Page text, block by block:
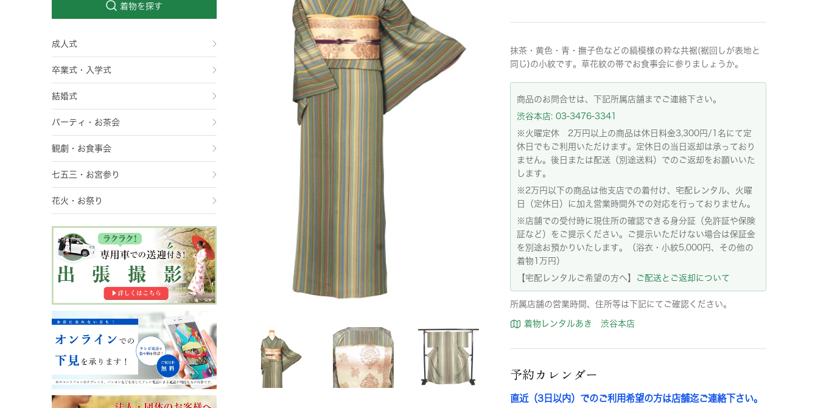
着物を探す
成人式
卒業式・入学式
結婚式
パーティ・お茶会
観劇・お食事会
七五三・お宮参り
花火・お祭り
抹茶・黄色・青・撫子色などの縞模様の粋な共裾(裾回しが表地と
同じ)の小紋です。草花紋の帯でお食事会に参りましょうか。
商品のお問合せは、下記所属店舗までご連絡下さい。
渋谷本店: 03-3476-3341
※火曜定休 2万円以上の商品は休日料金3,300円/1名にて定
休日でもご利用いただけます。定休日の当日返却は承っており
ません。後日または配送（別途送料）でのご返却をお願いいた
します。
※2万円以下の商品は他支店での着付け、宅配レンタル、火曜
日（定休日）に加え営業時間外での対応を行っておりません。
※店舗での受付時に現住所の確認できる身分証（免許証や保険
証など）をご提示ください。ご提示いただけない場合は保証金
を別途お預かりいたします。（浴衣・小紋5,000円、その他の
着物1万円）
【宅配レンタルご希望の方へ】
ご配送とご返却について
所属店舗の営業時間、住所等は下記にてご確認ください。
着物レンタルあき 渋谷本店
予約カレンダー
直近（3日以内）でのご利用希望の方は店舗迄ご連絡下さい。